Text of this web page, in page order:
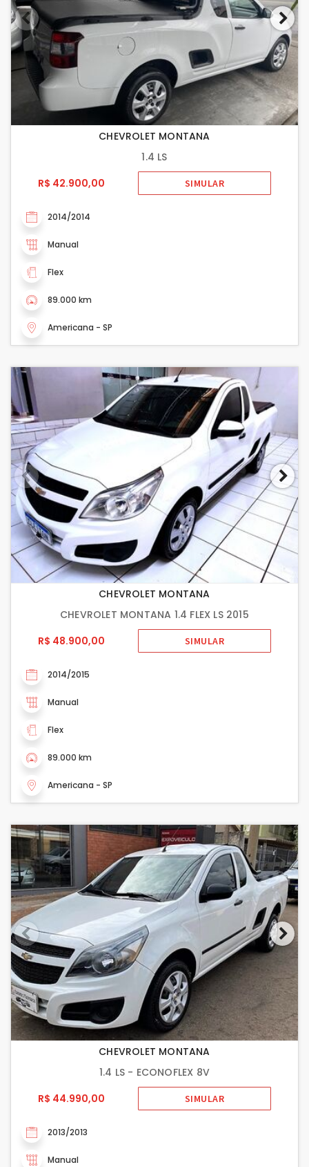
CHEVROLET MONTANA
1.4 LS
R$ 42.900,00
SIMULAR
2014/2014
Manual
Flex
89.000 km
Americana - SP
CHEVROLET MONTANA
CHEVROLET MONTANA 1.4 FLEX LS 2015
R$ 48.900,00
SIMULAR
2014/2015
Manual
Flex
89.000 km
Americana - SP
CHEVROLET MONTANA
1.4 LS - ECONOFLEX 8V
R$ 44.990,00
SIMULAR
2013/2013
Manual